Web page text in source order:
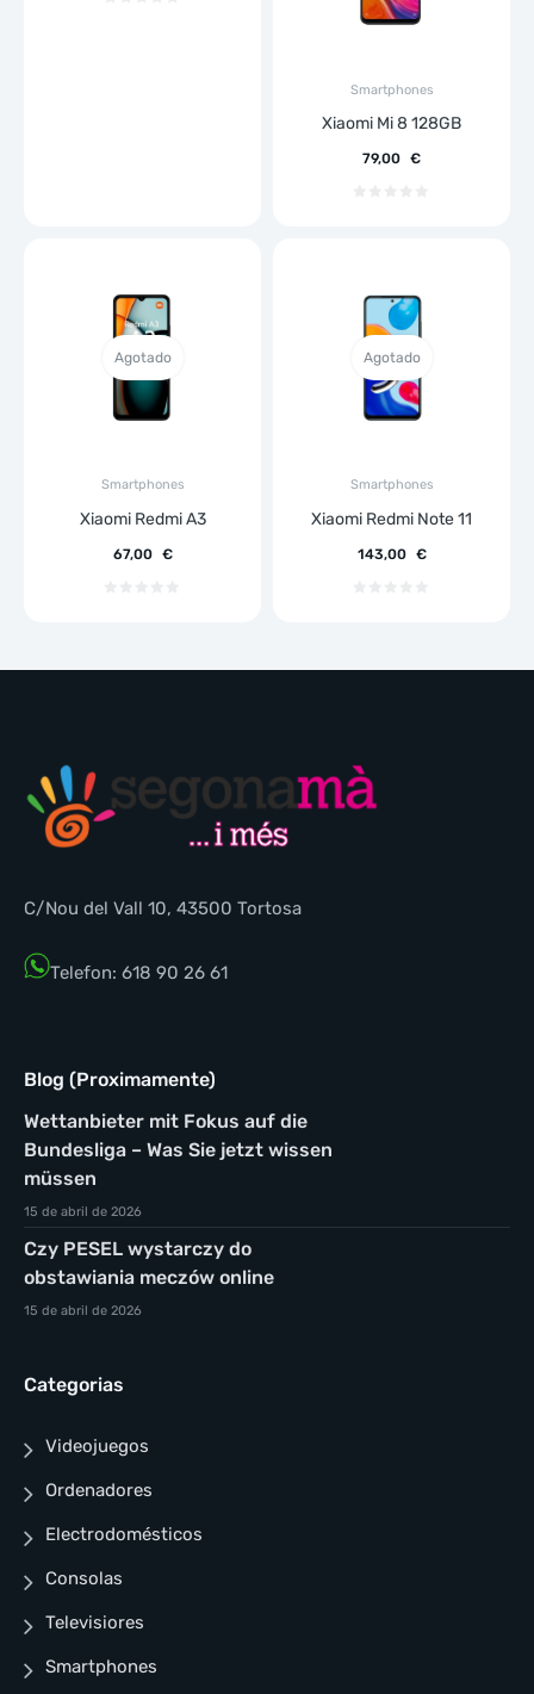
Smartphones
Xiaomi Mi 8 128GB
79,00 €
Agotado
Smartphones
Xiaomi Redmi A3
67,00 €
Agotado
Smartphones
Xiaomi Redmi Note 11
143,00 €
C/Nou del Vall 10, 43500 Tortosa
Telefon: 618 90 26 61
Blog (Proximamente)
Wettanbieter mit Fokus auf die
Bundesliga – Was Sie jetzt wissen
müssen
15 de abril de 2026
Czy PESEL wystarczy do
obstawiania meczów online
15 de abril de 2026
Categorias
Videojuegos
Ordenadores
Electrodomésticos
Consolas
Televisiores
Smartphones